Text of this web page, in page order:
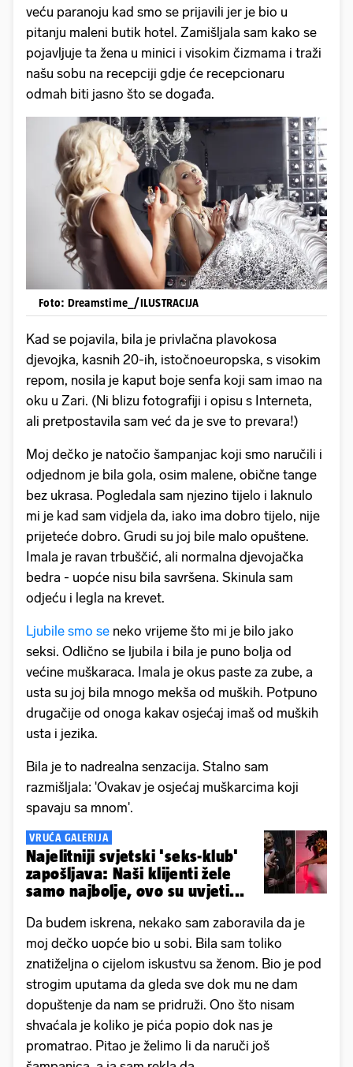
veću paranoju kad smo se prijavili jer je bio u
pitanju maleni butik hotel. Zamišljala sam kako se
pojavljuje ta žena u minici i visokim čizmama i traži
našu sobu na recepciji gdje će recepcionaru
odmah biti jasno što se događa.
Foto: Dreamstime_/ILUSTRACIJA
Kad se pojavila, bila je privlačna plavokosa
djevojka, kasnih 20-ih, istočnoeuropska, s visokim
repom, nosila je kaput boje senfa koji sam imao na
oku u Zari. (Ni blizu fotografiji i opisu s Interneta,
ali pretpostavila sam već da je sve to prevara!)
Moj dečko je natočio šampanjac koji smo naručili i
odjednom je bila gola, osim malene, obične tange
bez ukrasa. Pogledala sam njezino tijelo i laknulo
mi je kad sam vidjela da, iako ima dobro tijelo, nije
prijeteće dobro. Grudi su joj bile malo opuštene.
Imala je ravan trbuščić, ali normalna djevojačka
bedra - uopće nisu bila savršena. Skinula sam
odjeću i legla na krevet.
Ljubile smo se neko vrijeme što mi je bilo jako
seksi. Odlično se ljubila i bila je puno bolja od
većine muškaraca. Imala je okus paste za zube, a
usta su joj bila mnogo mekša od muških. Potpuno
drugačije od onoga kakav osjećaj imaš od muških
usta i jezika.
Bila je to nadrealna senzacija. Stalno sam
razmišljala: 'Ovakav je osjećaj muškarcima koji
spavaju sa mnom'.
VRUĆA GALERIJA
Najelitniji svjetski 'seks-klub'
zapošljava: Naši klijenti žele
samo najbolje, ovo su uvjeti...
Da budem iskrena, nekako sam zaboravila da je
moj dečko uopće bio u sobi. Bila sam toliko
znatiželjna o cijelom iskustvu sa ženom. Bio je pod
strogim uputama da gleda sve dok mu ne dam
dopuštenje da nam se pridruži. Ono što nisam
shvaćala je koliko je pića popio dok nas je
promatrao. Pitao je želimo li da naruči još